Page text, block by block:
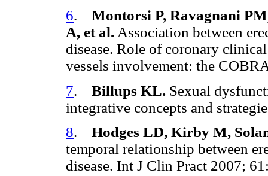
6. Montorsi P, Ravagnani
A, et al. Association between
disease. Role of coronary
vessels involvement: the
7. Billups KL. Sexual
integrative concepts and
8. Hodges LD, Kirby M,
temporal relationship between
disease. Int J Clin Pract 2007;